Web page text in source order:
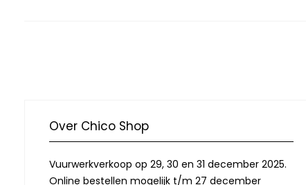
Over Chico Shop
Vuurwerkverkoop op 29, 30 en 31 december 2025.
Online bestellen mogelijk t/m 27 december